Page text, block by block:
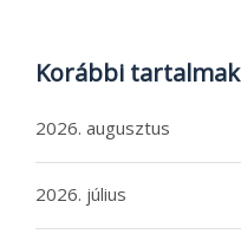
Korábbi tartalmak
2026. augusztus
2026. július